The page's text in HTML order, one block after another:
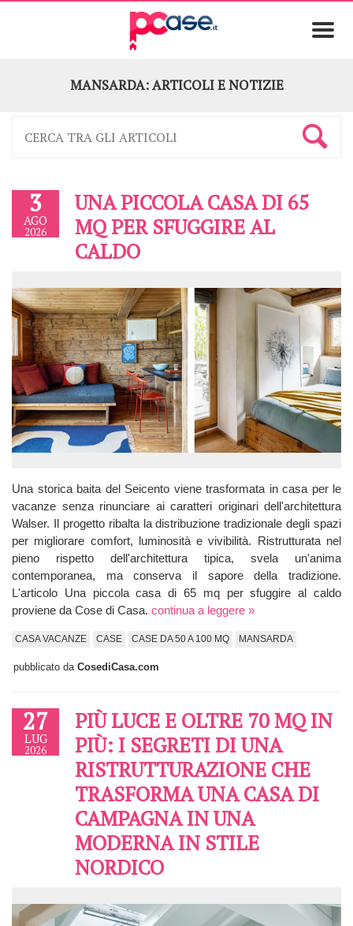
MANSARDA: ARTICOLI E NOTIZIE
3
AGO
2026
UNA PICCOLA CASA DI 65
MQ PER SFUGGIRE AL
CALDO
Una storica baita del Seicento viene trasformata in casa per le
vacanze senza rinunciare ai caratteri originari dell'architettura
Walser. Il progetto ribalta la distribuzione tradizionale degli spazi
per migliorare comfort, luminosità e vivibilità. Ristrutturata nel
pieno rispetto dell'architettura tipica, svela un'anima
contemporanea, ma conserva il sapore della tradizione.
L'articolo Una piccola casa di 65 mq per sfuggire al caldo
proviene da Cose di Casa. continua a leggere »
CASA VACANZE CASE CASE DA 50 A 100 MQ MANSARDA
pubblicato da CosediCasa.com
27
LUG
2026
PIÙ LUCE E OLTRE 70 MQ IN
PIÙ: I SEGRETI DI UNA
RISTRUTTURAZIONE CHE
TRASFORMA UNA CASA DI
CAMPAGNA IN UNA
MODERNA IN STILE
NORDICO